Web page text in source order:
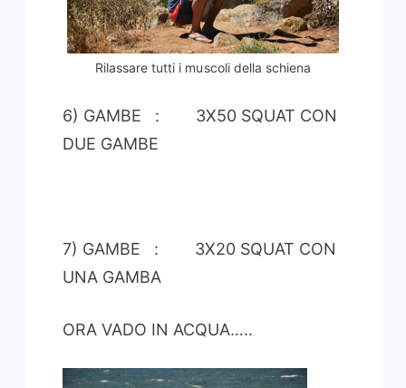
Rilassare tutti i muscoli della schiena
6) GAMBE : 3X50 SQUAT CON
DUE GAMBE
7) GAMBE : 3X20 SQUAT CON
UNA GAMBA
ORA VADO IN ACQUA…..